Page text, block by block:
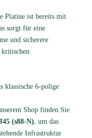
Platine ist bereits mit
sorgt für eine
und sicherere
kritischen
klassische 6-polige
Shop finden Sie
(s88-N), um das
Infrastruktur